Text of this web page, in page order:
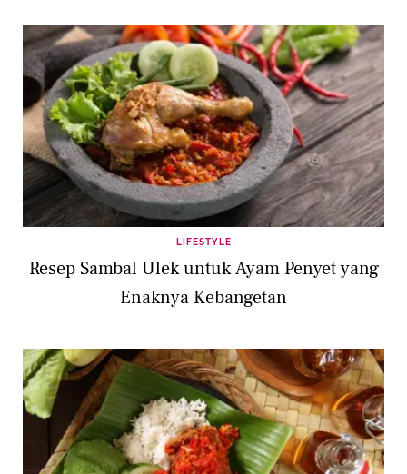
LIFESTYLE
Resep Sambal Ulek untuk Ayam Penyet yang
Enaknya Kebangetan